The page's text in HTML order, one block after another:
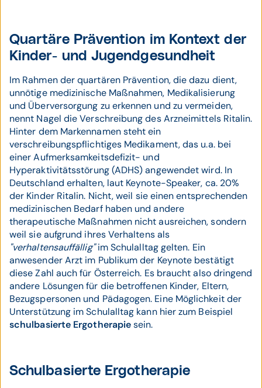
Quartäre Prävention im Kontext der
Kinder- und Jugendgesundheit
Im Rahmen der quartären Prävention, die dazu dient,
unnötige medizinische Maßnahmen, Medikalisierung
und Überversorgung zu erkennen und zu vermeiden,
nennt Nagel die Verschreibung des Arzneimittels Ritalin.
Hinter dem Markennamen steht ein
verschreibungspflichtiges Medikament, das u.a. bei
einer Aufmerksamkeitsdefizit- und
Hyperaktivitätsstörung (ADHS) angewendet wird. In
Deutschland erhalten, laut Keynote-Speaker, ca. 20%
der Kinder Ritalin. Nicht, weil sie einen entsprechenden
medizinischen Bedarf haben und andere
therapeutische Maßnahmen nicht ausreichen, sondern
weil sie aufgrund ihres Verhaltens als
"verhaltensauffällig"im Schulalltag gelten. Ein
anwesender Arzt im Publikum der Keynote bestätigt
diese Zahl auch für Österreich. Es braucht also dringend
andere Lösungen für die betroffenen Kinder, Eltern,
Bezugspersonen und Pädagogen. Eine Möglichkeit der
Unterstützung im Schulalltag kann hier zum Beispiel
schulbasierte Ergotherapiesein.
Schulbasierte Ergotherapie